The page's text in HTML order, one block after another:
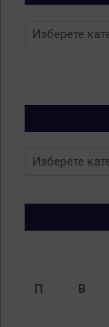
Categories
Новини
П
В